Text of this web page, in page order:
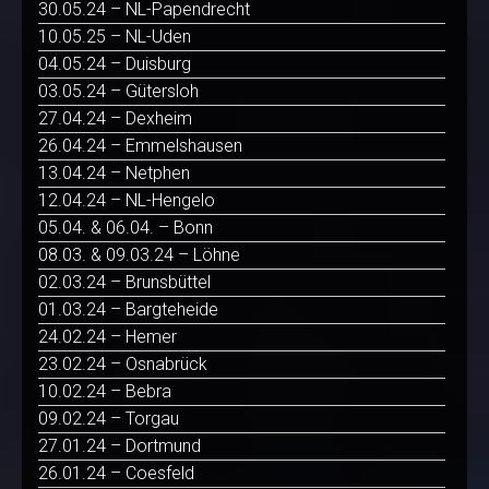
30.05.24 – NL-Papendrecht
10.05.25 – NL-Uden
04.05.24 – Duisburg
03.05.24 – Gütersloh
27.04.24 – Dexheim
26.04.24 – Emmelshausen
13.04.24 – Netphen
12.04.24 – NL-Hengelo
05.04. & 06.04. – Bonn
08.03. & 09.03.24 – Löhne
02.03.24 – Brunsbüttel
01.03.24 – Bargteheide
24.02.24 – Hemer
23.02.24 – Osnabrück
10.02.24 – Bebra
09.02.24 – Torgau
27.01.24 – Dortmund
26.01.24 – Coesfeld